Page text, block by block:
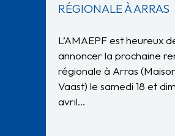
RÉGIONALE À ARRAS
L’AMAEPF est heureux
annoncer la prochaine
régionale à Arras
Vaast) le samedi 18 et
avril…